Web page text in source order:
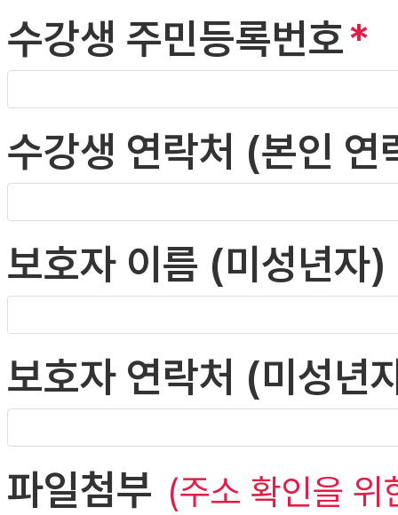
수강생 주민등록번호
수강생 연락처 (본인
보호자 이름 (미성년자)
보호자 연락처 (미성년
파일첨부 (주소 확인을